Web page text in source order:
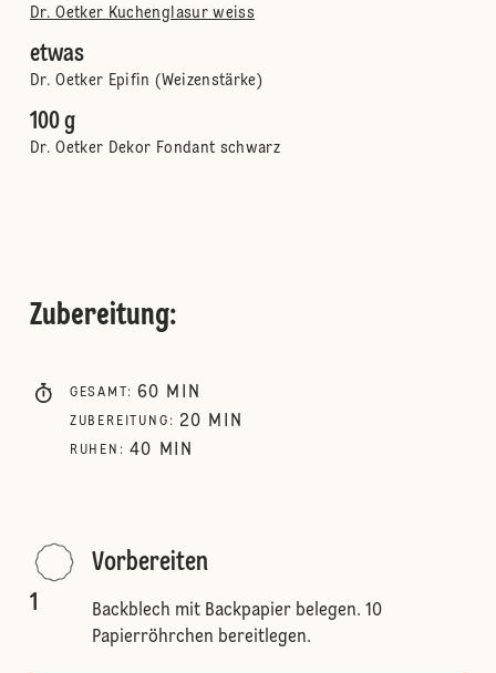
Dr. Oetker Kuchenglasur weiss
etwas
Dr. Oetker Epifin (Weizenstärke)
100 g
Dr. Oetker Dekor Fondant schwarz
Zubereitung:
GESAMT : 60 MIN
ZUBEREITUNG : 20 MIN
RUHEN : 40 MIN
1
Vorbereiten
Backblech mit Backpapier belegen. 10
Papierröhrchen bereitlegen.